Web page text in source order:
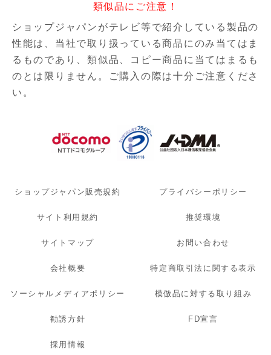
類似品にご注意！
ショップジャパンがテレビ等で紹介している製品の
性能は、当社で取り扱っている商品にのみ当てはま
るものであり、類似品、コピー商品に当てはまるも
のとは限りません。ご購入の際は十分ご注意くださ
い。
ショップジャパン販売規約 プライバシーポリシー
サイト利用規約 推奨環境
サイトマップ お問い合わせ
会社概要 特定商取引法に関する表示
ソーシャルメディアポリシー 模倣品に対する取り組み
勧誘方針 FD宣言
採用情報